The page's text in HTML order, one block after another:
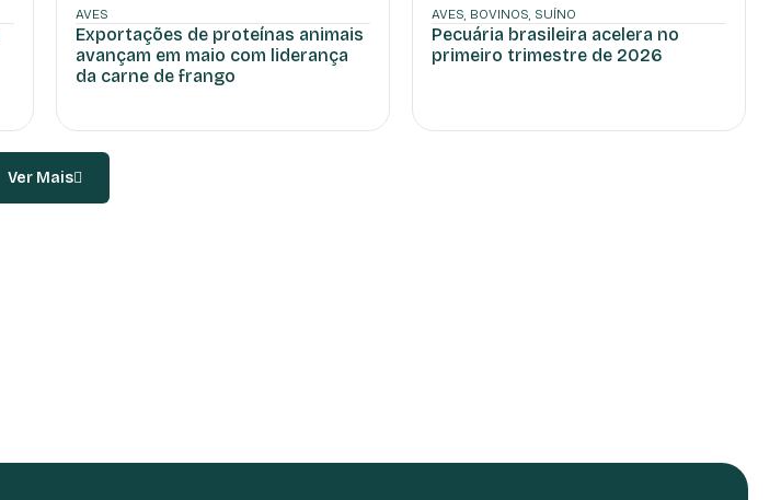
AVES
Exportações de proteínas animais
avançam em maio com liderança
da carne de frango
AVES, BOVINOS, SUÍNO
Pecuária brasileira acelera no
primeiro trimestre de 2026
Ver Mais